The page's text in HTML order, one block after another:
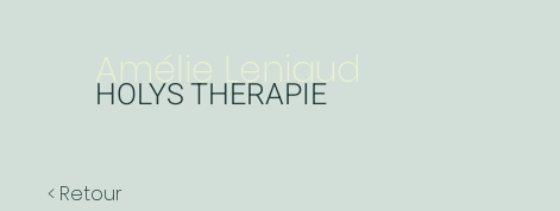
Amélie Leniaud
HOLYS THERAPIE
< Retour